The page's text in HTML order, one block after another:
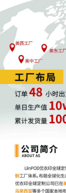
14天。期限届
injunction）听证
否签发PI。作为
账户资产及后续
后续或将面临缺席
二 、 中国企业
“Schedule A +
陷入停滞的困境
有效的应对策略
（一）评估案件